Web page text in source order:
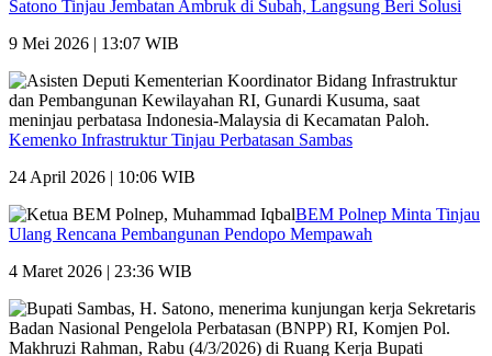
Satono Tinjau Jembatan Ambruk di Subah, Langsung Beri Solusi
9 Mei 2026 | 13:07 WIB
Kemenko Infrastruktur Tinjau Perbatasan Sambas
24 April 2026 | 10:06 WIB
BEM Polnep Minta Tinjau
Ulang Rencana Pembangunan Pendopo Mempawah
4 Maret 2026 | 23:36 WIB